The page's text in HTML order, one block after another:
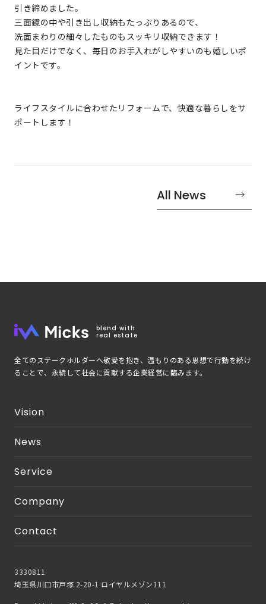
引き締めました。
三面鏡の中や引き出し収納もたっぷりあるので、
洗面まわりの細々したものもスッキリ収納できます！
見た目だけでなく、毎日のお手入れがしやすいのも嬉しいポ
イントです。
ライフスタイルに合わせたリフォームで、快適な暮らしをサ
ポートします！
All News
blend with
real estate
全てのステークホルダーへ敬愛を抱き、温もりのある思想で行動を続け
ることで、永続して社会に貢献する企業経営に臨みます。
3330811
埼玉県川口市戸塚 2-20-1 ロイヤルメゾン111
Vision
News
Service
Company
Contact